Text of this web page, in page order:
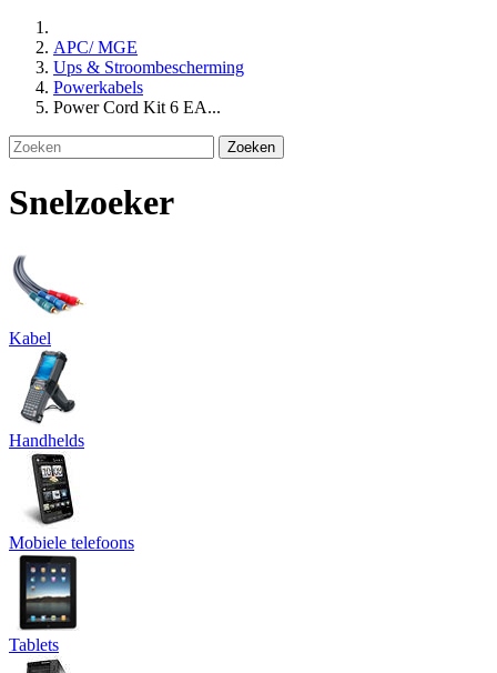
APC/ MGE
Ups & Stroombescherming
Powerkabels
Power Cord Kit 6 EA...
Zoeken
Snelzoeker
Kabel
Handhelds
Mobiele telefoons
Tablets